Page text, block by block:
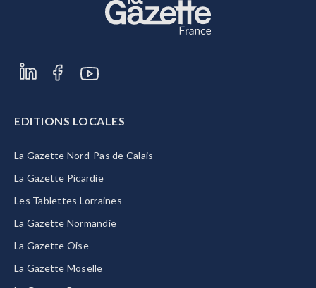
EDITIONS LOCALES
La Gazette Nord-Pas de Calais
La Gazette Picardie
Les Tablettes Lorraines
La Gazette Normandie
La Gazette Oise
La Gazette Moselle